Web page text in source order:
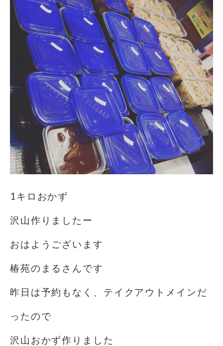
1キロおかず
沢山作りましたー
おはようございます️
椿苑のまるさんです
昨日は予約もなく、テイクアウトメインだ
ったので
沢山おかず作りました